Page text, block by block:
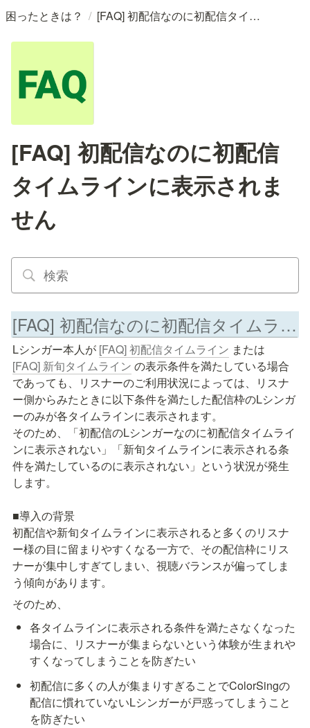
困ったときは？ / [FAQ] 初配信なのに初配信タイムラインに表示されません
[FAQ] 初配信なのに初配信
タイムラインに表示されま
せん
[FAQ] 初配信なのに初配信タイムラインに表示されません
Lシンガー本人が [FAQ] 初配信タイムライン または
[FAQ] 新旬タイムライン の表示条件を満たしている場合
であっても、リスナーのご利用状況によっては、リスナ
ー側からみたときに以下条件を満たした配信枠のLシンガ
ーのみが各タイムラインに表示されます。
そのため、「初配信のLシンガーなのに初配信タイムライ
ンに表示されない」「新旬タイムラインに表示される条
件を満たしているのに表示されない」という状況が発生
します。
■導入の背景
初配信や新旬タイムラインに表示されると多くのリスナ
ー様の目に留まりやすくなる一方で、その配信枠にリス
ナーが集中しすぎてしまい、視聴バランスが偏ってしま
う傾向があります。
そのため、
各タイムラインに表示される条件を満たさなくなった
場合に、リスナーが集まらないという体験が生まれや
すくなってしまうことを防ぎたい
初配信に多くの人が集まりすぎることでColorSingの
配信に慣れていないLシンガーが戸惑ってしまうこと
を防ぎたい